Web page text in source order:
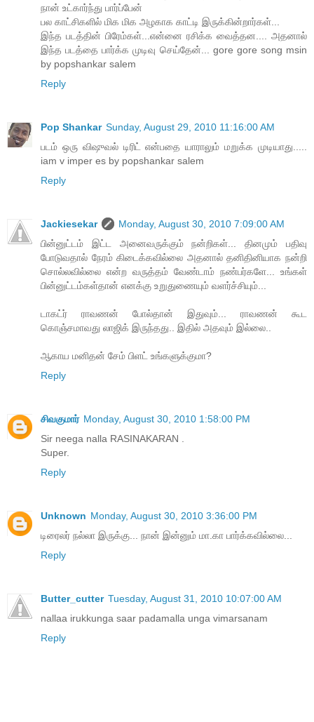
நான் உட்கார்ந்து பார்ப்பேன்
பல காட்சிகளில் மிக மிக அழகாக காட்டி இருக்கின்றார்கள்...
இந்த படத்தின் பிரேம்கள்...என்னை ரசிக்க வைத்தன.... அதனால்
இந்த படத்தை பார்க்க முடிவு செய்தேன்... gore gore song msin
by popshankar salem
Reply
Pop Shankar Sunday, August 29, 2010 11:16:00 AM
படம் ஒரு விஷுவல் டிரிட் என்பதை யாராலும் மறுக்க முடியாது.....
iam v imper es by popshankar salem
Reply
Jackiesekar
Monday, August 30, 2010 7:09:00 AM
பின்னுட்டம் இட்ட அனைவருக்கும் நன்றிகள்... தினமும் பதிவு
போடுவதால் நேரம் கிடைக்கவில்லை அதனால் தனிதினியாக நன்றி
சொல்லவில்லை என்ற வருத்தம் வேண்டாம் நண்பர்களே... உங்கள்
பின்னுட்டம்கள்தான் எனக்கு உறுதுணையும் வளர்ச்சியும்...
டாகட்ர் ராவணன் போல்தான் இதுவும்... ராவணன் கூட
கொஞ்சமாவது லாஜிக் இருந்தது.. இதில் அதவும் இல்லை..
ஆகாய மனிதன் சேம் பிளட் உங்களுக்குமா?
Reply
சிவகுமார் Monday, August 30, 2010 1:58:00 PM
Sir neega nalla RASINAKARAN .
Super.
Reply
Unknown Monday, August 30, 2010 3:36:00 PM
டிரைலர் நல்லா இருக்கு... நான் இன்னும் மா.கா பார்க்கவில்லை...
Reply
Butter_cutter Tuesday, August 31, 2010 10:07:00 AM
nallaa irukkunga saar padamalla unga vimarsanam
Reply